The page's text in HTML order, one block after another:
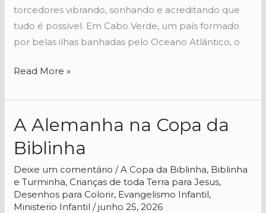
torcedores vibrando, sonhando e acreditando que
tudo é possível. Em Cabo Verde, um país formado
por belas ilhas banhadas pelo Oceano Atlântico, o
Read More »
A Alemanha na Copa da
Biblinha
Deixe um comentário /A Copa da Biblinha, Biblinha
e Turminha, Crianças de toda Terra para Jesus,
Desenhos para Colorir, Evangelismo Infantil,
Ministerio Infantil /junho 25, 2026
A
na
Copa
da
Biblinha